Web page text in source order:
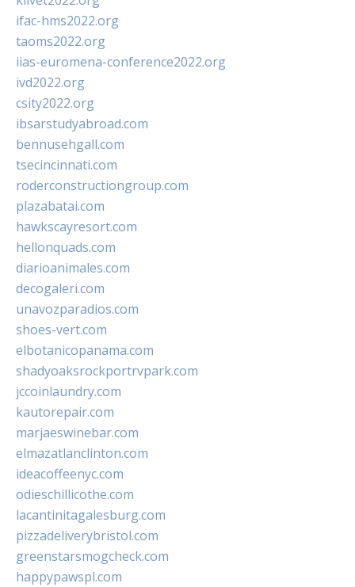
ifac-hms2022.org
taoms2022.org
iias-euromena-conference2022.org
ivd2022.org
csity2022.org
ibsarstudyabroad.com
bennusehgall.com
tsecincinnati.com
roderconstructiongroup.com
plazabatai.com
hawkscayresort.com
hellonquads.com
diarioanimales.com
decogaleri.com
unavozparadios.com
shoes-vert.com
elbotanicopanama.com
shadyoaksrockportrvpark.com
jccoinlaundry.com
kautorepair.com
marjaeswinebar.com
elmazatlanclinton.com
ideacoffeenyc.com
odieschillicothe.com
lacantinitagalesburg.com
pizzadeliverybristol.com
greenstarsmogcheck.com
happypawspl.com